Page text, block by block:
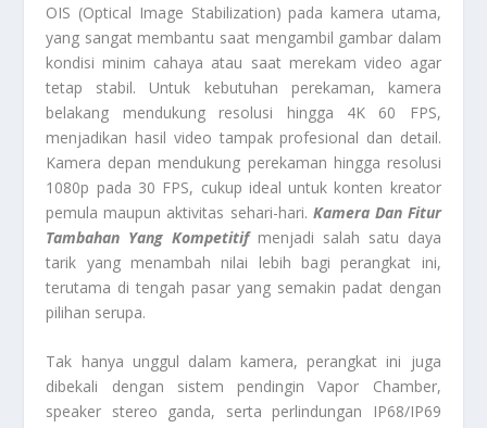
OIS (Optical Image Stabilization) pada kamera utama,
yang sangat membantu saat mengambil gambar dalam
kondisi minim cahaya atau saat merekam video agar
tetap stabil. Untuk kebutuhan perekaman, kamera
belakang mendukung resolusi hingga 4K 60 FPS,
menjadikan hasil video tampak profesional dan detail.
Kamera depan mendukung perekaman hingga resolusi
1080p pada 30 FPS, cukup ideal untuk konten kreator
pemula maupun aktivitas sehari-hari. Kamera Dan Fitur
Tambahan Yang Kompetitifmenjadi salah satu daya
tarik yang menambah nilai lebih bagi perangkat ini,
terutama di tengah pasar yang semakin padat dengan
pilihan serupa.
Tak hanya unggul dalam kamera, perangkat ini juga
dibekali dengan sistem pendingin Vapor Chamber,
speaker stereo ganda, serta perlindungan IP68/IP69